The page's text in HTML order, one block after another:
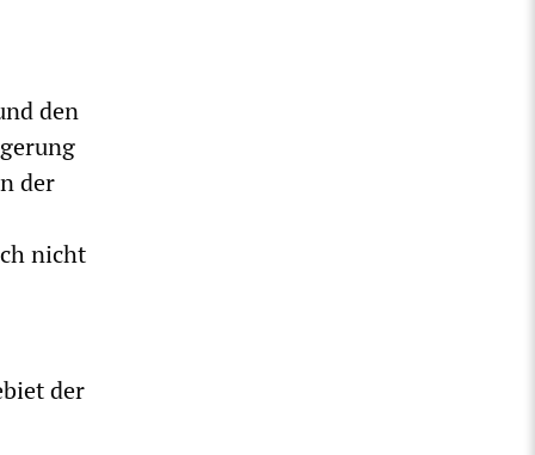
den
der
nicht
der